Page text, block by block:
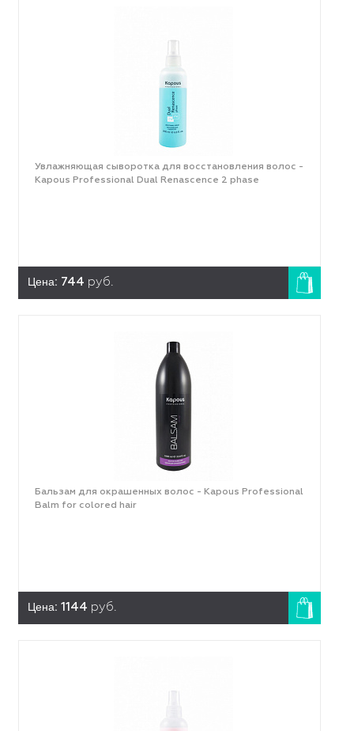
Увлажняющая сыворотка для восстановления волос -
Kapous Professional Dual Renascence 2 phase
Цена: 744 руб.
Бальзам для окрашенных волос - Kapous Professional
Balm for colored hair
Цена: 1144 руб.